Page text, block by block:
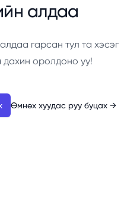
алдаа
гарсан тул та хэсэг
оролдоно уу!
Өмнөх хуудас руу буцах →